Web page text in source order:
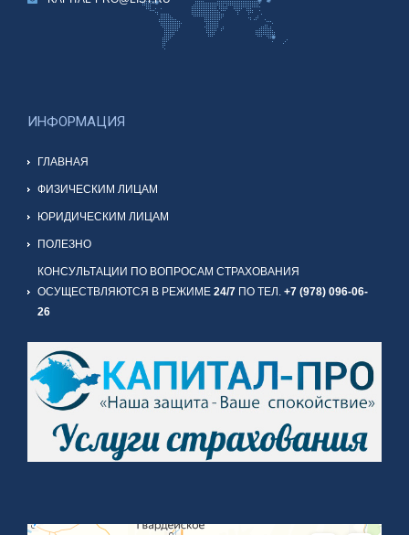
ИНФОРМАЦИЯ
ГЛАВНАЯ
ФИЗИЧЕСКИМ ЛИЦАМ
ЮРИДИЧЕСКИМ ЛИЦАМ
ПОЛЕЗНО
КОНСУЛЬТАЦИИ ПО ВОПРОСАМ СТРАХОВАНИЯ
ОСУЩЕСТВЛЯЮТСЯ В РЕЖИМЕ 24/7 ПО ТЕЛ. +7 (978) 096-06-
26